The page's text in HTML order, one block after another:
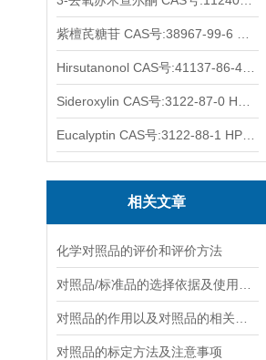
相关文章
化学对照品的评价和评价方法
对照品的标定方法及注意事项